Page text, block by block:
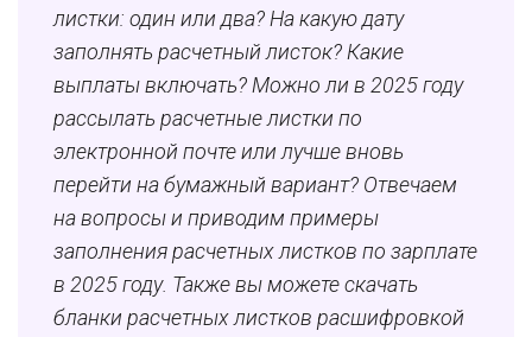
листки: один или два? На какую дату
заполнять расчетный листок? Какие
выплаты включать? Можно ли в 2025 году
рассылать расчетные листки по
электронной почте или лучше вновь
перейти на бумажный вариант? Отвечаем
на вопросы и приводим примеры
заполнения расчетных листков по зарплате
в 2025 году. Также вы можете скачать
бланки расчетных листков расшифровкой